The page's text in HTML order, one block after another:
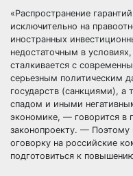
«Распространение
исключительно на
иностранных
недостаточным в
сталкивается с
серьезным политическим
государств (санкциями),
спадом и иными
экономике, — говорится в
законопроекту. — Поэтому
оговорку на российские
подготовиться к